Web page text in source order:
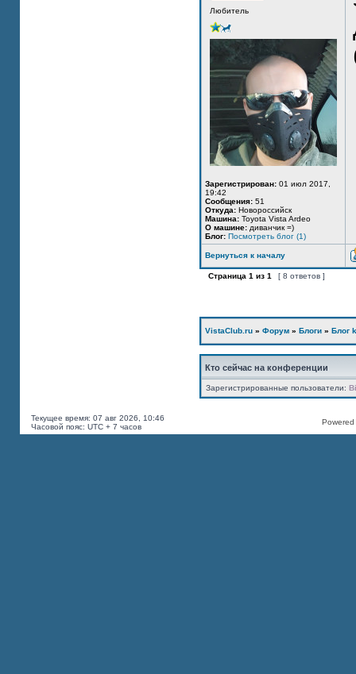
Любитель
Зарегистрирован: 01 июл 2017,
19:42
Сообщения: 51
Откуда: Новороссийск
Машина: Toyota Vista Ardeo
О машине: диванчик =)
Блог: Посмотреть блог (1)
Вернуться к началу
Страница 1 из 1 [ 8 ответов ]
VistaClub.ru » Форум » Блоги » Блог
Кто сейчас на конференции
Зарегистрированные пользователи:
Текущее время: 07 авг 2026, 10:46
Часовой пояс: UTC + 7 часов